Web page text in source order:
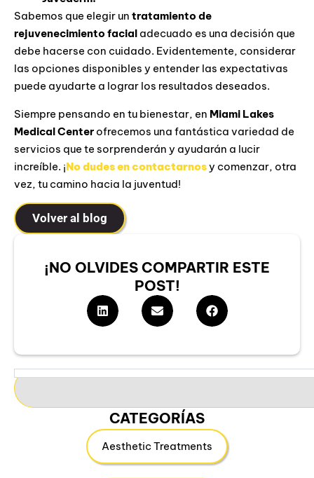
Sabemos que elegir un tratamiento de
rejuvenecimiento facial adecuado es una decisión que
debe hacerse con cuidado. Evidentemente, considerar
las opciones disponibles y entender las expectativas
puede ayudarte a lograr los resultados deseados.
Siempre pensando en tu bienestar, en Miami Lakes
Medical Center ofrecemos una fantástica variedad de
servicios que te sorprenderán y ayudarán a lucir
increíble. ¡No dudes en contactarnosy comenzar, otra
vez, tu camino hacia la juventud!
Volver al blog
¡NO OLVIDES COMPARTIR ESTE
POST!
CATEGORÍAS
Aesthetic Treatments